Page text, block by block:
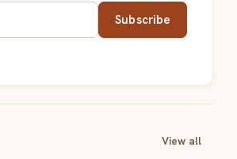
Subscribe
View all